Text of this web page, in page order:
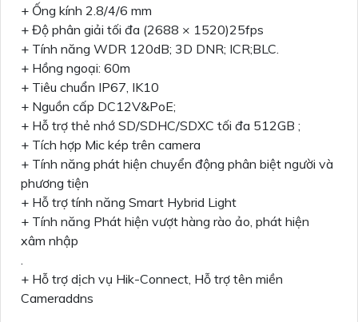
+ Ống kính 2.8/4/6 mm
+ Độ phân giải tối đa (2688 × 1520)25fps
+ Tính năng WDR 120dB; 3D DNR; ICR;BLC.
+ Hồng ngoại: 60m
+ Tiêu chuẩn IP67, IK10
+ Nguồn cấp DC12V&PoE;
+ Hỗ trợ thẻ nhớ SD/SDHC/SDXC tối đa 512GB ;
+ Tích hợp Mic kép trên camera
+ Tính năng phát hiện chuyển động phân biệt người và
phương tiện
+ Hỗ trợ tính năng Smart Hybrid Light
+ Tính năng Phát hiện vượt hàng rào ảo, phát hiện
xâm nhập
+ Hỗ trợ dịch vụ Hik-Connect, Hỗ trợ tên miền
Cameraddns